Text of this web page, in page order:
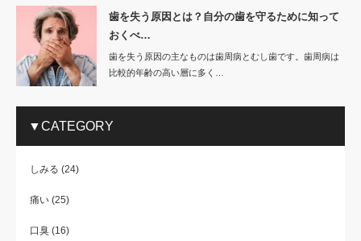
歯を失う原因とは？自分の歯を守るために知って
おくべ…
歯を失う原因の主なものは歯周病とむし歯です。歯周病は
比較的年齢の高い層に多く…
▼CATEGORY
しみる (24)
痛い (25)
口臭 (16)